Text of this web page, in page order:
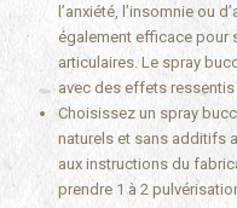
l’anxiété, l’insomnie ou
également efficace pour
articulaires. Le spray
avec des effets
Choisissez un spray
naturels et sans additifs
aux instructions du
prendre 1 à 2